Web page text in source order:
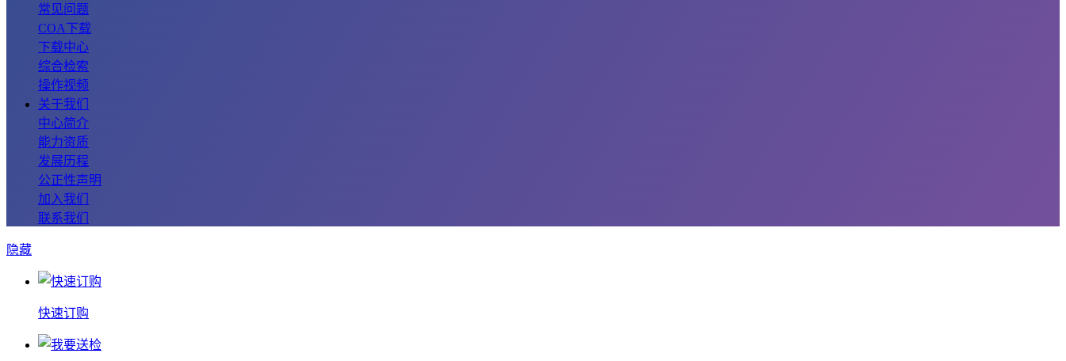
常见问题
COA下载
下载中心
综合检索
操作视频
关于我们
中心简介
能力资质
发展历程
公正性声明
加入我们
联系我们
隐藏
快速订购